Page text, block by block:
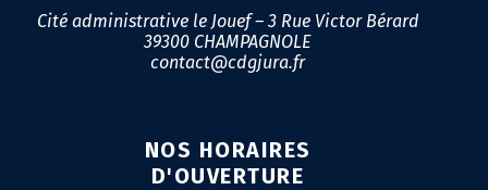
Cité administrative le Jouef – 3 Rue Victor Bérard
39300 CHAMPAGNOLE
contact@cdgjura.fr
NOS HORAIRES
D'OUVERTURE